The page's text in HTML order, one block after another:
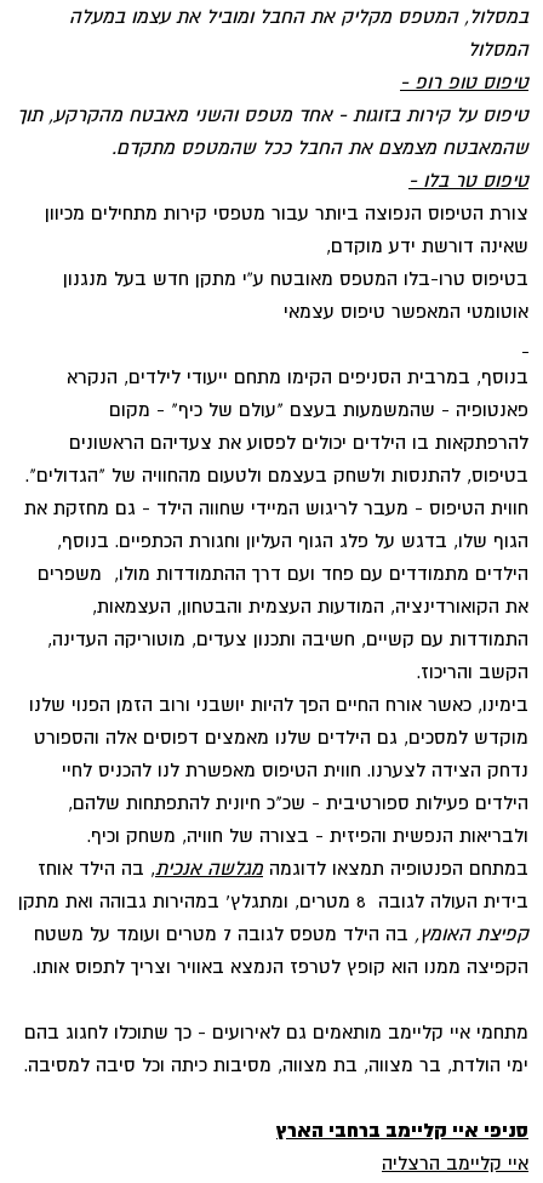
במסלול, המטפס מקליק את החבל ומוביל את עצמו במעלה
המסלול
טיפוס טופ רופ -
טיפוס על קירות בזוגות - אחד מטפס והשני מאבטח מהקרקע, תוך
שהמאבטח מצמצם את החבל ככל שהמטפס מתקדם.
טיפוס טר בלו -
צורת הטיפוס הנפוצה ביותר עבור מטפסי קירות מתחילים מכיוון
שאינה דורשת ידע מוקדם,
בטיפוס טרו-בלו המטפס מאובטח ע”י מתקן חדש בעל מנגנון
אוטומטי המאפשר טיפוס עצמאי
בנוסף, במרבית הסניפים הקימו מתחם ייעודי לילדים, הנקרא
פאנטופיה - שהמשמעות בעצם "עולם של כיף" - מקום
להרפתקאות בו הילדים יכולים לפסוע את צעדיהם הראשונים
בטיפוס, להתנסות ולשחק בעצמם ולטעום מהחוויה של "הגדולים".
חווית הטיפוס - מעבר לריגוש המיידי שחווה הילד - גם מחזקת את
הגוף שלו, בדגש על פלג הגוף העליון וחגורת הכתפיים. בנוסף,
הילדים מתמודדים עם פחד ועם דרך ההתמודדות מולו, משפרים
את הקואורדינציה, המודעות העצמית והבטחון, העצמאות,
התמודדות עם קשיים, חשיבה ותכנון צעדים, מוטוריקה העדינה,
הקשב והריכוז.
בימינו, כאשר אורח החיים הפך להיות יושבני ורוב הזמן הפנוי שלנו
מוקדש למסכים, גם הילדים שלנו מאמצים דפוסים אלה והספורט
נדחק הצידה לצערנו. חווית הטיפוס מאפשרת לנו להכניס לחיי
הילדים פעילות ספורטיבית - שכ"כ חיונית להתפתחות שלהם,
ולבריאות הנפשית והפיזית - בצורה של חוויה, משחק וכיף.
במתחם הפנטופיה תמצאו לדוגמה מגלשה אנכית, בה הילד אוחז
בידית העולה לגובה 8 מטרים, ומתגלץ' במהירות גבוהה ואת מתקן
קפיצת האומץ,
בה הילד מטפס לגובה 7 מטרים ועומד על משטח
הקפיצה ממנו הוא קופץ לטרפז הנמצא באוויר וצריך לתפוס אותו.
מתחמי איי קליימב מותאמים גם לאירועים - כך שתוכלו לחגוג בהם
ימי הולדת, בר מצווה, בת מצווה, מסיבות כיתה וכל סיבה למסיבה.
סניפי איי קליימב ברחבי הארץ
איי קליימב הרצליה